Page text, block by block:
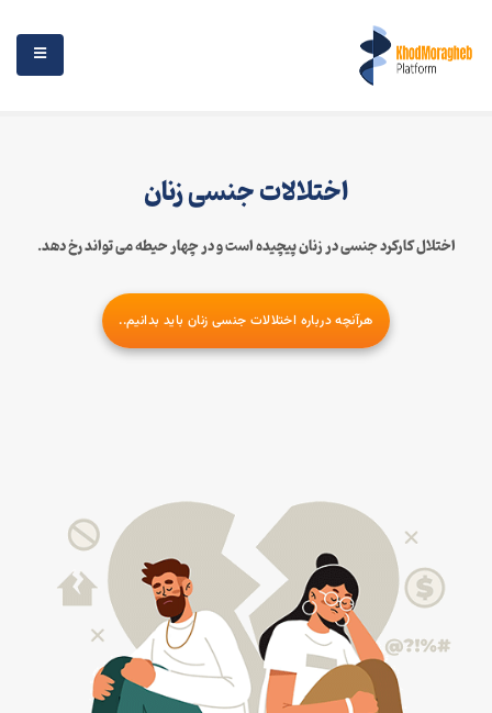
اختلالات جنسی زنان
اختلال کارکرد جنسی در زنان پیچیده است و در چهار حیطه می تواند رخ دهد.
هرآنچه درباره اختلالات جنسی زنان باید بدانیم..